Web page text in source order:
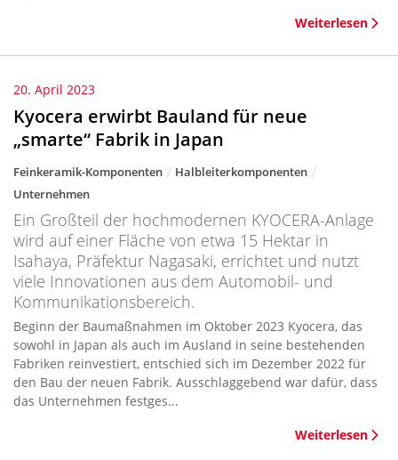
Weiterlesen
20. April 2023
Kyocera erwirbt Bauland für neue
„smarte“ Fabrik in Japan
Feinkeramik-Komponenten
Halbleiterkomponenten
Unternehmen
Ein Großteil der hochmodernen KYOCERA-Anlage
wird auf einer Fläche von etwa 15 Hektar in
Isahaya, Präfektur Nagasaki, errichtet und nutzt
viele Innovationen aus dem Automobil- und
Kommunikationsbereich.
Beginn der Baumaßnahmen im Oktober 2023 Kyocera, das
sowohl in Japan als auch im Ausland in seine bestehenden
Fabriken reinvestiert, entschied sich im Dezember 2022 für
den Bau der neuen Fabrik. Ausschlaggebend war dafür, dass
das Unternehmen festges...
Weiterlesen